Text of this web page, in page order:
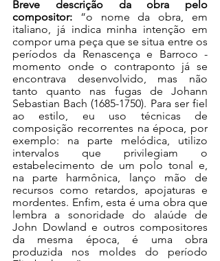
Breve descrição da obra pelo
compositor: “o nome da obra, em
italiano, já indica minha intenção em
compor uma peça que se situa entre os
períodos da Renascença e Barroco -
momento onde o contraponto já se
encontrava desenvolvido, mas não
tanto quanto nas fugas de Johann
Sebastian Bach (1685-1750). Para ser fiel
ao estilo, eu uso técnicas de
composição recorrentes na época, por
exemplo: na parte melódica, utilizo
intervalos que privilegiam o
estabelecimento de um polo tonal e,
na parte harmônica, lanço mão de
recursos como retardos, apojaturas e
mordentes. Enfim, esta é uma obra que
lembra a sonoridade do alaúde de
John Dowland e outros compositores
da mesma época, é uma obra
produzida nos moldes do período